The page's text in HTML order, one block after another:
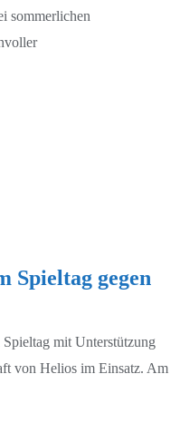
sommerlichen
Spieltag gegen
mit Unterstützung
von Helios im Einsatz. Am